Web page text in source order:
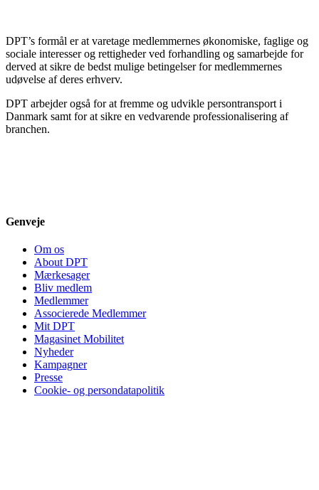
DPT’s formål er at varetage medlemmernes økonomiske, faglige og
sociale interesser og rettigheder ved forhandling og samarbejde for
derved at sikre de bedst mulige betingelser for medlemmernes
udøvelse af deres erhverv.
DPT arbejder også for at fremme og udvikle persontransport i
Danmark samt for at sikre en vedvarende professionalisering af
branchen.
Genveje
Om os
About DPT
Mærkesager
Bliv medlem
Medlemmer
Associerede Medlemmer
Mit DPT
Magasinet Mobilitet
Nyheder
Kampagner
Presse
Cookie- og persondatapolitik